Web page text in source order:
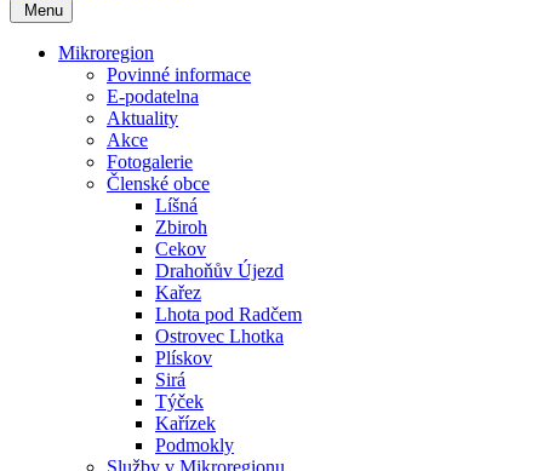
Menu
Mikroregion
Povinné informace
E-podatelna
Aktuality
Akce
Fotogalerie
Členské obce
Líšná
Zbiroh
Cekov
Drahoňův Újezd
Kařez
Lhota pod Radčem
Ostrovec Lhotka
Plískov
Sirá
Týček
Kařízek
Podmokly
Služby v Mikroregionu